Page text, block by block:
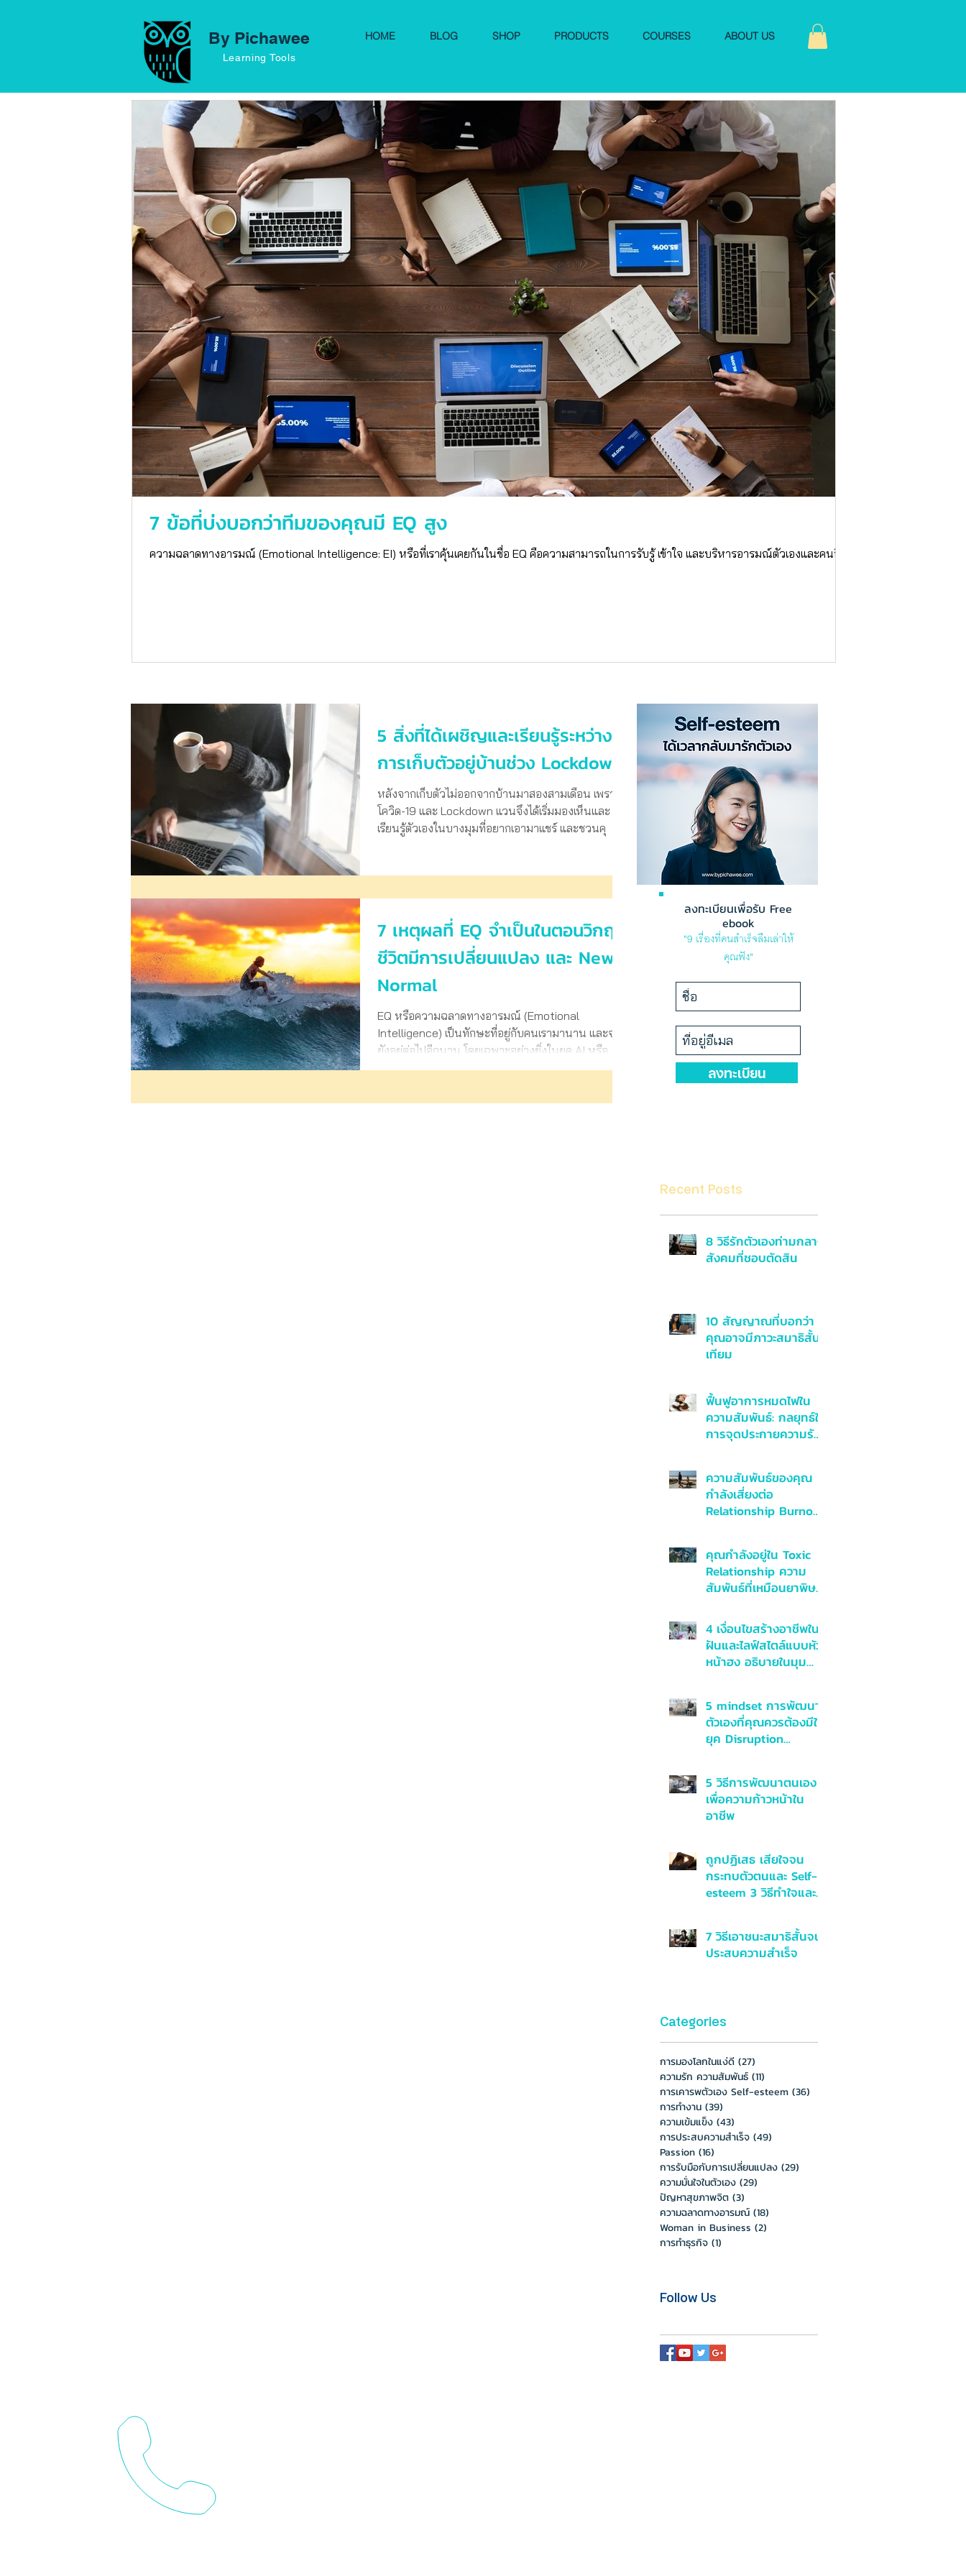
By Pichawee
Learning Tools
HOME BLOG SHOP PRODUCTS COURSES ABOUT US
7 ข้อที่บ่งบอกว่าทีมของคุณมี EQ สูง
ความฉลาดทางอารมณ์ (Emotional Intelligence: EI) หรือที่เราคุ้นเคยกันในชื่อ EQ คือความสามารถในการรับรู้ เข้าใจ และบริหารอารมณ์ตัวเองและคนอื่น
5 สิ่งที่ได้เผชิญและเรียนรู้ระหว่าง
การเก็บตัวอยู่บ้านช่วง Lockdown
หลังจากเก็บตัวไม่ออกจากบ้านมาสองสามเดือน เพราะ
โควิด-19 และ Lockdown แวนจึงได้เริ่มมองเห็นและ
เรียนรู้ตัวเองในบางมุมที่อยากเอามาแชร์ และชวนคุ
7 เหตุผลที่ EQ จำเป็นในตอนวิกฤต
ชีวิตมีการเปลี่ยนแปลง และ New
Normal
EQ หรือความฉลาดทางอารมณ์ (Emotional
Intelligence) เป็นทักษะที่อยู่กับคนเรามานาน และจะ
ยังอยู่ต่อไปอีกนาน โดยเฉพาะอย่างยิ่งในยุค AI หรือ
New N
ลงทะเบียนเพื่อรับ Free
ebook
"9 เรื่องที่คนสำเร็จลืมเล่าให้
คุณฟัง"
ลงทะเบียน
Recent Posts
8 วิธีรักตัวเองท่ามกลาง
สังคมที่ชอบตัดสิน
10 สัญญาณที่บอกว่า
คุณอาจมีภาวะสมาธิสั้น
เทียม
ฟื้นฟูอาการหมดไฟใน
ความสัมพันธ์: กลยุทธ์ใน
การจุดประกายความรัก
ความสัมพันธ์ของคุณ
กำลังเสี่ยงต่อ
Relationship Burnout
คุณกำลังอยู่ใน Toxic
Relationship ความ
สัมพันธ์ที่เหมือนยาพิษ
4 เงื่อนไขสร้างอาชีพใน
ฝันและไลฟ์สไตล์แบบหัว
หน้าฮง อธิบายในมุม
5 mindset การพัฒนา
ตัวเองที่คุณควรต้องมีใน
ยุค Disruption
5 วิธีการพัฒนาตนเอง
เพื่อความก้าวหน้าใน
อาชีพ
ถูกปฏิเสธ เสียใจจน
กระทบตัวตนและ Self-
esteem 3 วิธีทำใจและ
7 วิธีเอาชนะสมาธิสั้นจน
ประสบความสำเร็จ
Categories
การมองโลกในแง่ดี (27)
ความรัก ความสัมพันธ์ (11)
การเคารพตัวเอง Self-esteem (36)
การทำงาน (39)
ความเข้มแข็ง (43)
การประสบความสำเร็จ (49)
Passion (16)
การรับมือกับการเปลี่ยนแปลง (29)
ความมั่นใจในตัวเอง (29)
ปัญหาสุขภาพจิต (3)
ความฉลาดทางอารมณ์ (18)
Woman in Business (2)
การทำธุรกิจ (1)
Follow Us